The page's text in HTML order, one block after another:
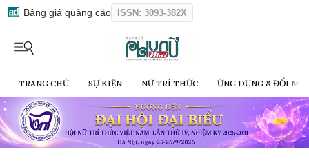
Bảng giá quảng cáo ISSN: 3093-382X
TRANG CHỦ SỰ KIỆN NỮ TRÍ THỨC ỨNG DỤNG & ĐỔI